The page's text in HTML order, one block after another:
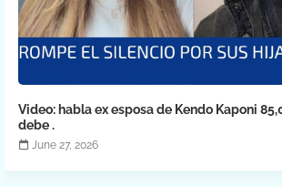
Video: habla ex esposa de Kendo Kaponi
debe .
June 27, 2026